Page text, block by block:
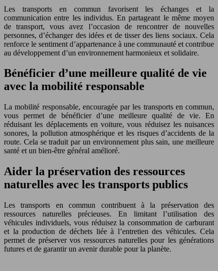
Les transports en commun favorisent les échanges et la
communication entre les individus. En partageant le même moyen
de transport, vous avez l’occasion de rencontrer de nouvelles
personnes, d’échanger des idées et de tisser des liens sociaux. Cela
renforce le sentiment d’appartenance à une communauté et contribue
au développement d’un environnement harmonieux et solidaire.
Bénéficier d’une meilleure qualité de vie
avec la mobilité responsable
La mobilité responsable, encouragée par les transports en commun,
vous permet de bénéficier d’une meilleure qualité de vie. En
réduisant les déplacements en voiture, vous réduisez les nuisances
sonores, la pollution atmosphérique et les risques d’accidents de la
route. Cela se traduit par un environnement plus sain, une meilleure
santé et un bien-être général amélioré.
Aider la préservation des ressources
naturelles avec les transports publics
Les transports en commun contribuent à la préservation des
ressources naturelles précieuses. En limitant l’utilisation des
véhicules individuels, vous réduisez la consommation de carburant
et la production de déchets liée à l’entretien des véhicules. Cela
permet de préserver vos ressources naturelles pour les générations
futures et de garantir un avenir durable pour la planète.